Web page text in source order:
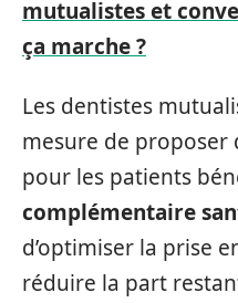
mutualistes et
ça marche ?
Les dentistes
mesure de proposer
pour les patients
complémentaire
d’optimiser la prise
réduire la part